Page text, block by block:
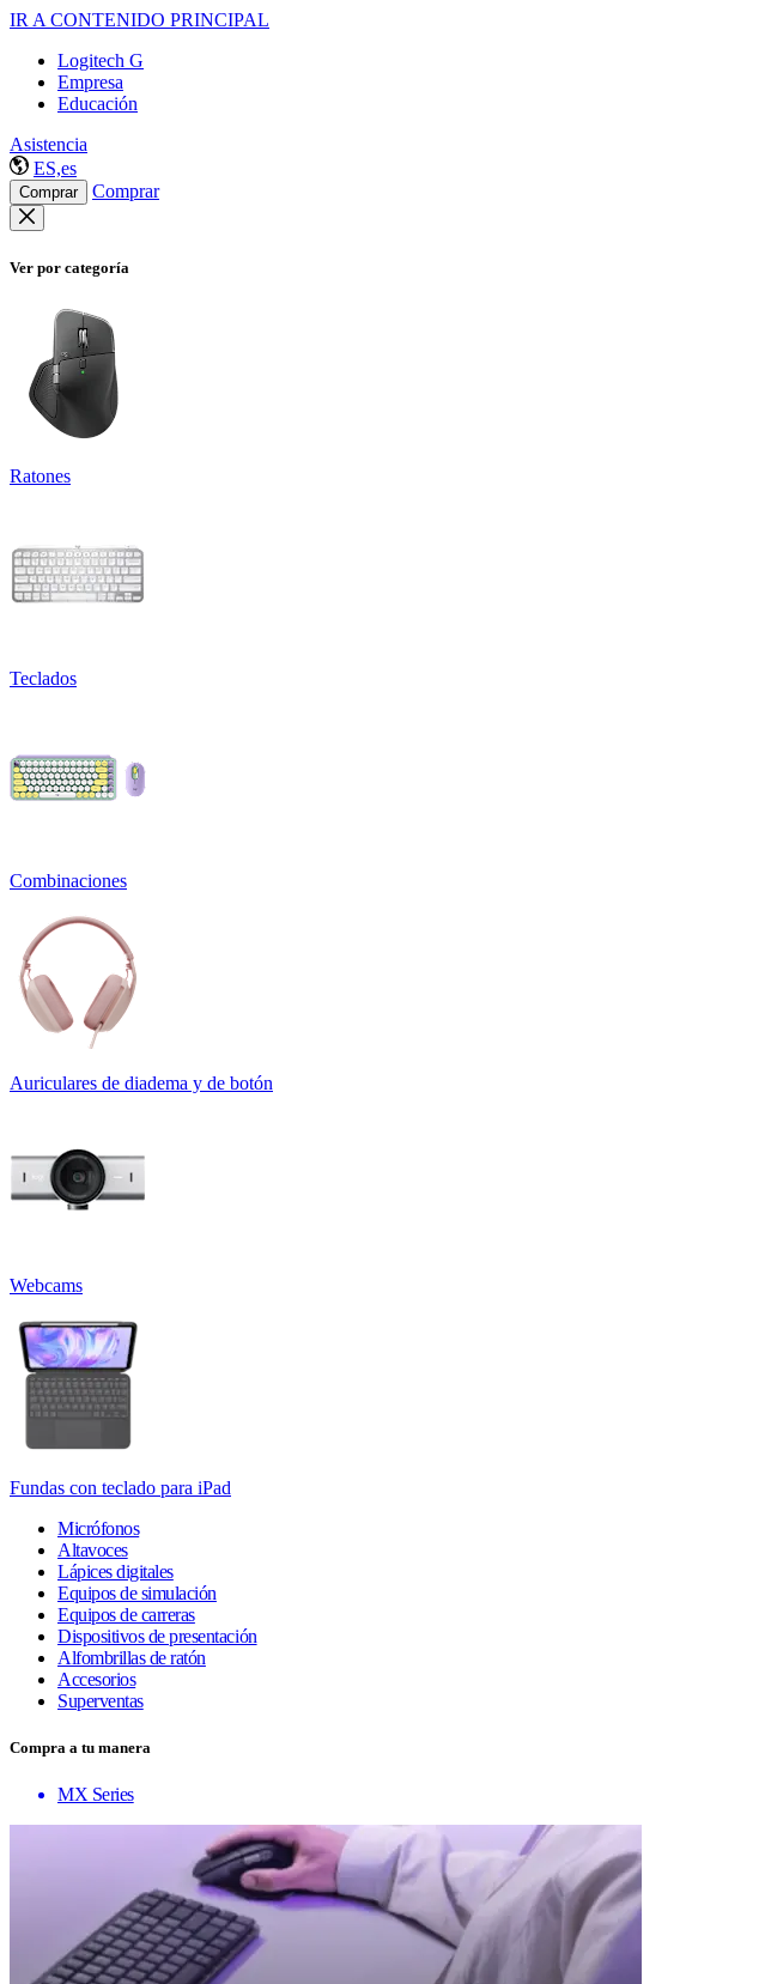
IR A CONTENIDO PRINCIPAL
Logitech G
Empresa
Educación
Asistencia
ES,es
Comprar Comprar
Ver por categoría
Ratones
Teclados
Combinaciones
Auriculares de diadema y de botón
Webcams
Fundas con teclado para iPad
Micrófonos
Altavoces
Lápices digitales
Equipos de simulación
Equipos de carreras
Dispositivos de presentación
Alfombrillas de ratón
Accesorios
Superventas
Compra a tu manera
MX Series